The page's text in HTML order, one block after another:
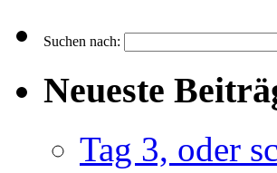
Suchen nach:
Neueste
Tag 3, oder